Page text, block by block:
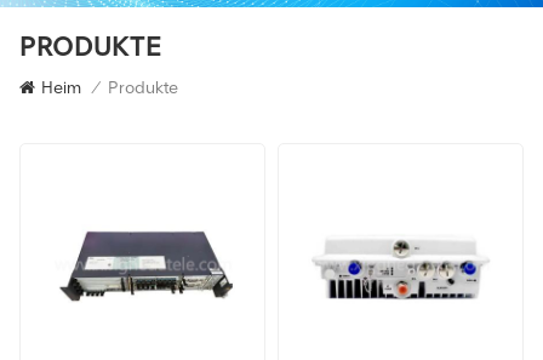
PRODUKTE
Heim / Produkte